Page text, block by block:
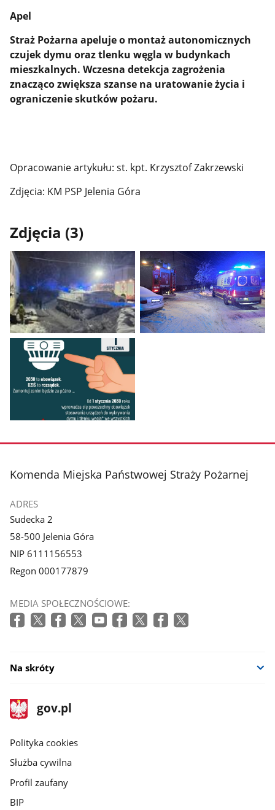
Apel
Straż Pożarna apeluje o montaż autonomicznych
czujek dymu oraz tlenku węgla w budynkach
mieszkalnych. Wczesna detekcja zagrożenia
znacząco zwiększa szanse na uratowanie życia i
ograniczenie skutków pożaru.
Opracowanie artykułu: st. kpt. Krzysztof Zakrzewski
Zdjęcia: KM PSP Jelenia Góra
Zdjęcia (3)
Pokaż
zdjęcie
galerii.
zdjęcie
galerii.
stopka
Komenda Miejska Państwowej Straży Pożarnej
ADRES
Sudecka 2
58-500 Jelenia Góra
NIP 6111156553
Regon 000177879
MEDIA SPOŁECZNOŚCIOWE:
Na skróty
stopka
gov.pl
Strona
gov.pl
gov.pl
Polityka cookies
Służba cywilna
Profil zaufany
BIP